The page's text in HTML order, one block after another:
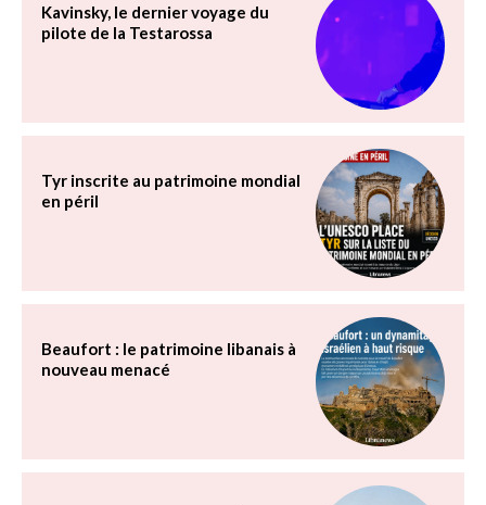
Kavinsky, le dernier voyage du
pilote de la Testarossa
Tyr inscrite au patrimoine mondial
en péril
Beaufort : le patrimoine libanais à
nouveau menacé